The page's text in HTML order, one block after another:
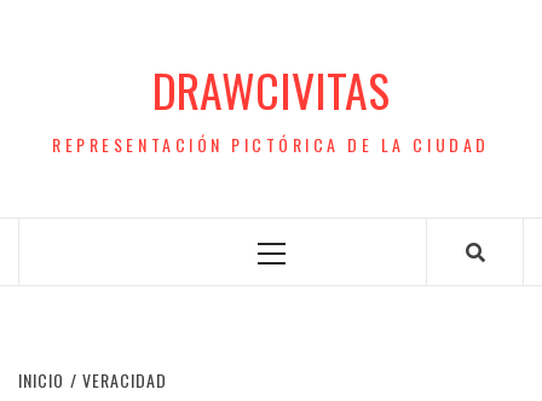
DRAWCIVITAS
REPRESENTACIÓN PICTÓRICA DE LA CIUDAD
Menú
INICIO VERACIDAD